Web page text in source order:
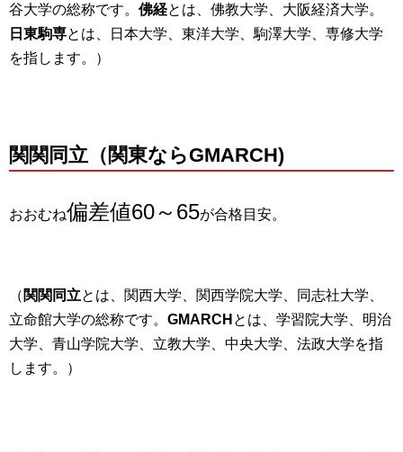
谷大学の総称です。 佛経とは、佛教大学、大阪経済大学。
日東駒専とは、日本大学、東洋大学、駒澤大学、専修大学
を指します。）
関関同立（関東ならGMARCH)
おおむね偏差値60～65が合格目安。
（ 関関同立とは、関西大学、関西学院大学、同志社大学、
立命館大学の総称です。 GMARCH とは、学習院大学、明治
大学、青山学院大学、立教大学、中央大学、法政大学を指
します。）